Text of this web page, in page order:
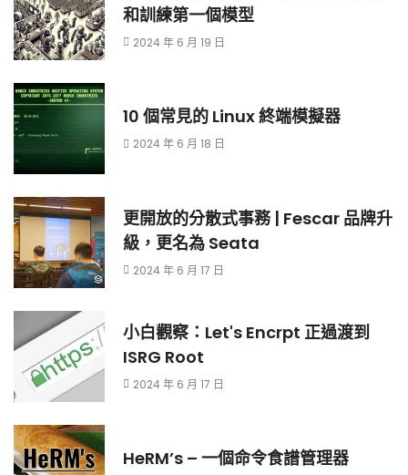
和訓練第一個模型
2024 年 6 月 19 日
10 個常見的 Linux 終端模擬器
2024 年 6 月 18 日
更開放的分散式事務 | Fescar 品牌升
級，更名為 Seata
2024 年 6 月 17 日
小白觀察：Let's Encrpt 正過渡到
ISRG Root
2024 年 6 月 17 日
HeRM’s – 一個命令食譜管理器